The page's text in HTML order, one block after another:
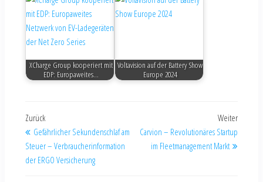
XCharge Group kooperiert mit
EDP: Europaweites…
Voltavision auf der Battery Show
Europe 2024
Zurück
Gefährlicher Sekundenschlaf am
Steuer – Verbraucherinformation
der ERGO Versicherung
Weiter
Carvion – Revolutionäres Startup
im Fleetmanagement Markt